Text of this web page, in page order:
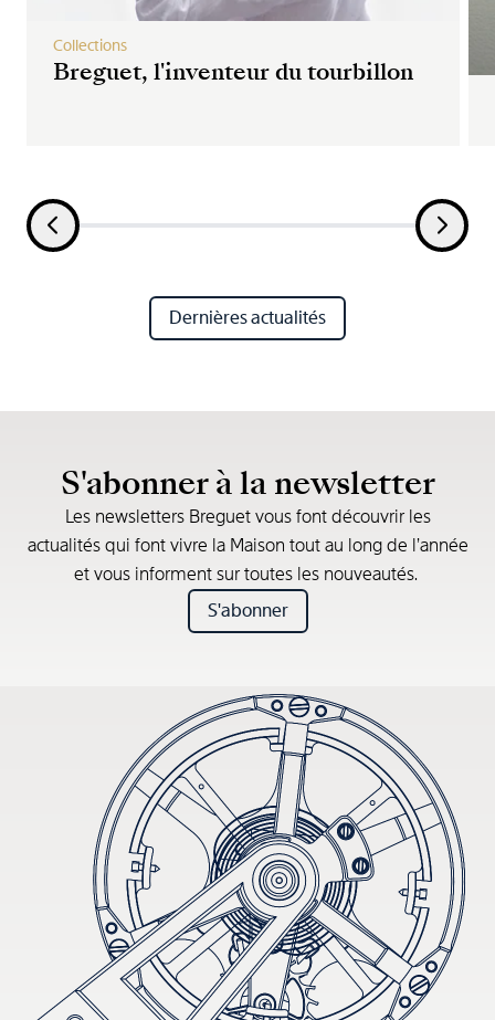
Breguet, l'inventeur du tourbillon
Collections
Dernières actualités
S'abonner à la newsletter
Les newsletters Breguet vous font découvrir les
actualités qui font vivre la Maison tout au long de l’année
et vous informent sur toutes les nouveautés.
S'abonner